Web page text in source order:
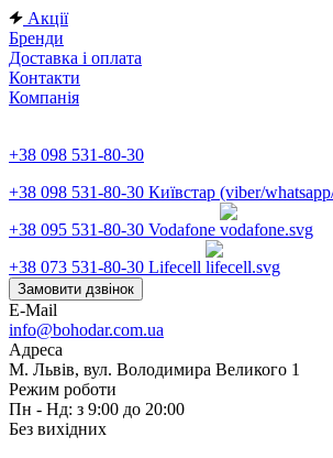
Акції
Бренди
Доставка і оплата
Контакти
Компанія
+38 098 531-80-30
+38 098 531-80-30 Київстар (viber/
+38 095 531-80-30 Vodafone
+38 073 531-80-30 Lifecell
Замовити дзвінок
E-Mail
info@bohodar.com.ua
Адреса
М. Львів, вул. Володимира Великого 1
Режим роботи
Пн - Нд: з 9:00 до 20:00
Без вихідних